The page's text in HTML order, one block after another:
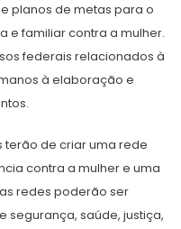
planos de metas para o
e familiar contra a mulher.
federais relacionados à
à elaboração e
terão de criar uma rede
contra a mulher e uma
redes poderão ser
segurança, saúde, justiça,